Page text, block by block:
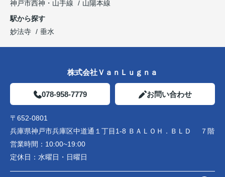
神戸市西神・山手線
山陽本線
駅から探す
妙法寺
垂水
株式会社ＶａｎＬｕｇｎａ
078-958-7779 お問い合わせ
〒652-0801
兵庫県神戸市兵庫区中道通１丁目1-8 ＢＡＬＯＨ．ＢＬＤ ７階
営業時間： 10:00~19:00
定休日： 水曜日・日曜日